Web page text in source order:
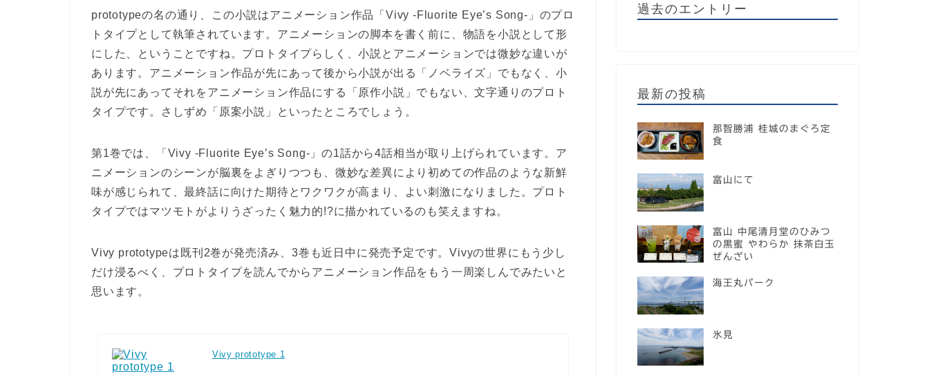
prototypeの名の通り、この小説はアニメーション作品「Vivy -Fluorite Eye’s Song-」のプロ
トタイプとして執筆されています。アニメーションの脚本を書く前に、物語を小説として形
にした、ということですね。プロトタイプらしく、小説とアニメーションでは微妙な違いが
あります。アニメーション作品が先にあって後から小説が出る「ノベライズ」でもなく、小
説が先にあってそれをアニメーション作品にする「原作小説」でもない、文字通りのプロト
タイプです。さしずめ「原案小説」といったところでしょう。
第1巻では、「Vivy -Fluorite Eye’s Song-」の1話から4話相当が取り上げられています。ア
ニメーションのシーンが脳裏をよぎりつつも、微妙な差異により初めての作品のような新鮮
味が感じられて、最終話に向けた期待とワクワクが高まり、よい刺激になりました。プロト
タイプではマツモトがよりうざったく魅力的!?に描かれているのも笑えますね。
Vivy prototypeは既刊2巻が発売済み、3巻も近日中に発売予定です。Vivyの世界にもう少し
だけ浸るべく、プロトタイプを読んでからアニメーション作品をもう一周楽しんでみたいと
思います。
Vivy prototype 1
過去のエントリー
最新の投稿
那智勝浦 桂城のまぐろ定
食
富山にて
富山 中尾清月堂のひみつ
の黒蜜 やわらか 抹茶白玉
ぜんざい
海王丸パーク
氷見